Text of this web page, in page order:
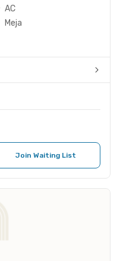
AC
Meja
Join Waiting List